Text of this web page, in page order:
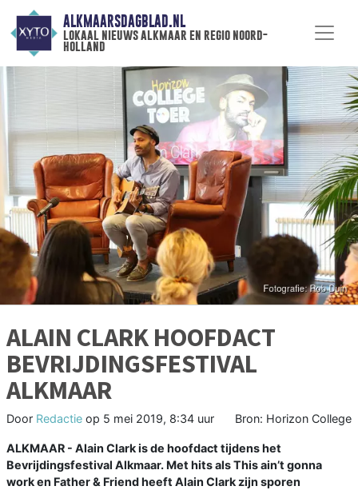
ALKMAARSDAGBLAD.NL
lokaal nieuws alkmaar en regio noord-
holland
ALAIN CLARK HOOFDACT
BEVRIJDINGSFESTIVAL
ALKMAAR
Door Redactie op 5 mei 2019, 8:34 uur Bron: Horizon College
ALKMAAR - Alain Clark is de hoofdact tijdens het
Bevrijdingsfestival Alkmaar. Met hits als This ain’t gonna
work en Father & Friend heeft Alain Clark zijn sporen